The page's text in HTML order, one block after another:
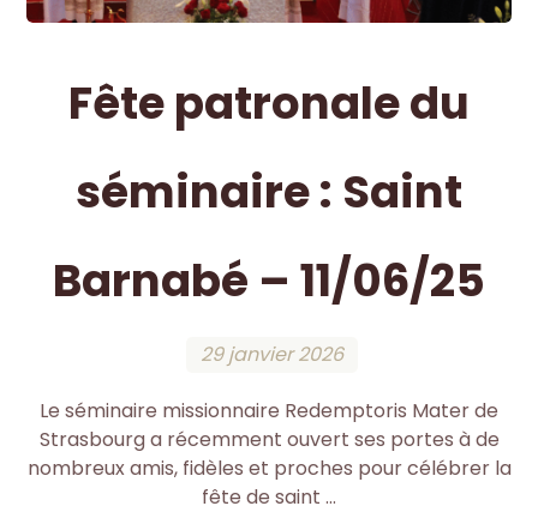
Fête patronale du
séminaire : Saint
Barnabé – 11/06/25
29 janvier 2026
Le séminaire missionnaire Redemptoris Mater de
Strasbourg a récemment ouvert ses portes à de
nombreux amis, fidèles et proches pour célébrer la
fête de saint ...